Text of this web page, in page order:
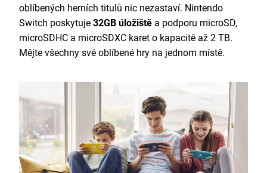
oblíbených herních titulů nic nezastaví. Nintendo
Switch poskytuje 32GB úložiště a podporu microSD,
microSDHC a microSDXC karet o kapacitě až 2 TB.
Mějte všechny své oblíbené hry na jednom místě.